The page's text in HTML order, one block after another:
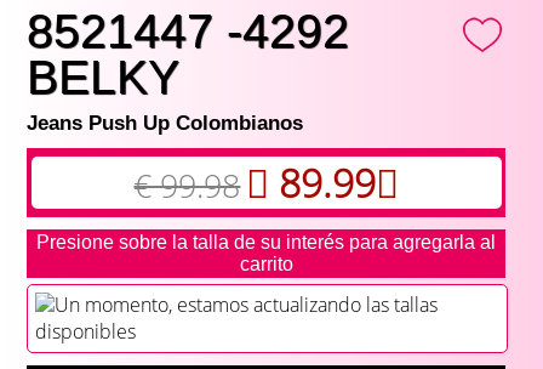
8521447 -4292
BELKY
Jeans Push Up Colombianos
€ 99.98 89.99
Presione sobre la talla de su interés para agregarla al
carrito
Un momento, estamos actualizando las tallas
disponibles